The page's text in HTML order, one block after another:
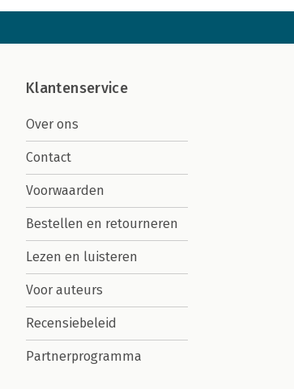
Klantenservice
Over ons
Contact
Voorwaarden
Bestellen en retourneren
Lezen en luisteren
Voor auteurs
Recensiebeleid
Partnerprogramma